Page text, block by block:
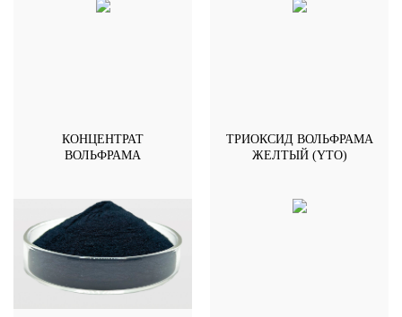
КОНЦЕНТРАТ
ВОЛЬФРАМА
ТРИОКСИД ВОЛЬФРАМА
ЖЕЛТЫЙ (YTO)